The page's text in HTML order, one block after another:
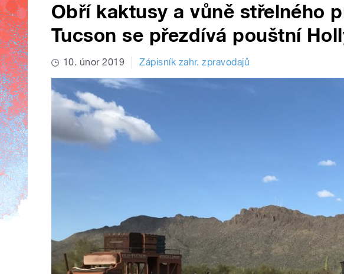
Obří kaktusy a vůně střelného
Tucson se přezdívá pouštní
10. únor 2019 Zápisník zahr. zpravodajů